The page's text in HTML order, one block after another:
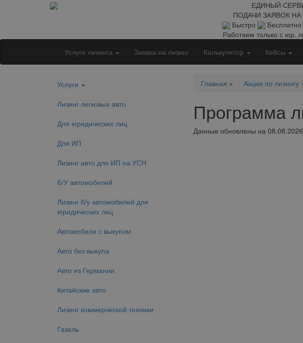
ЕДИНЫЙ
ПОДАЧИ ЗАЯВОК НА
Быстро
Бесплатно
Работаем только с юр.
Услуги лизинга Заявка на лизинг Калькулятор Кейсы
Услуги
Лизинг легковых авто
Для юридических лиц
Для ИП
Лизинг авто для ИП на УСН
Б/У автомобилей
Лизинг б/у автомобилей для
юридических лиц
Автомобиля с выкупом
Авто без выкупа
Авто из Германии
Китайские авто
Лизинг коммерческой техники
Газель
Главная » Акции по лизингу
Программа
Данные обновлены на 08.08.2026